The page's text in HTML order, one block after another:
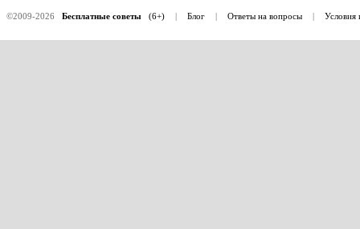
©2009-2026 Бесплатные советы(6+) | Блог | Ответы на вопросы | Условия